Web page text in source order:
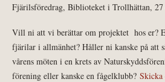
Fjärilsföredrag, Biblioteket i Trollhättan,
Vill ni att vi berättar om projektet hos er?
fjärilar i allmänhet? Håller ni kanske på att
vårens möten i en krets av
förening eller kanske en fågelklubb? Skicka